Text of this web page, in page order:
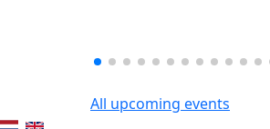
All upcoming events